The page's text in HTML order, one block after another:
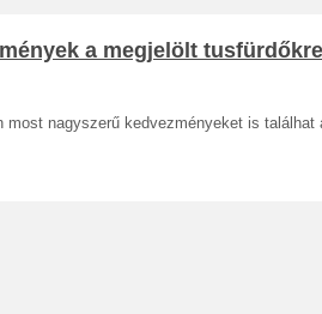
a megjelölt
most nagyszerű kedvezményeket is találhat